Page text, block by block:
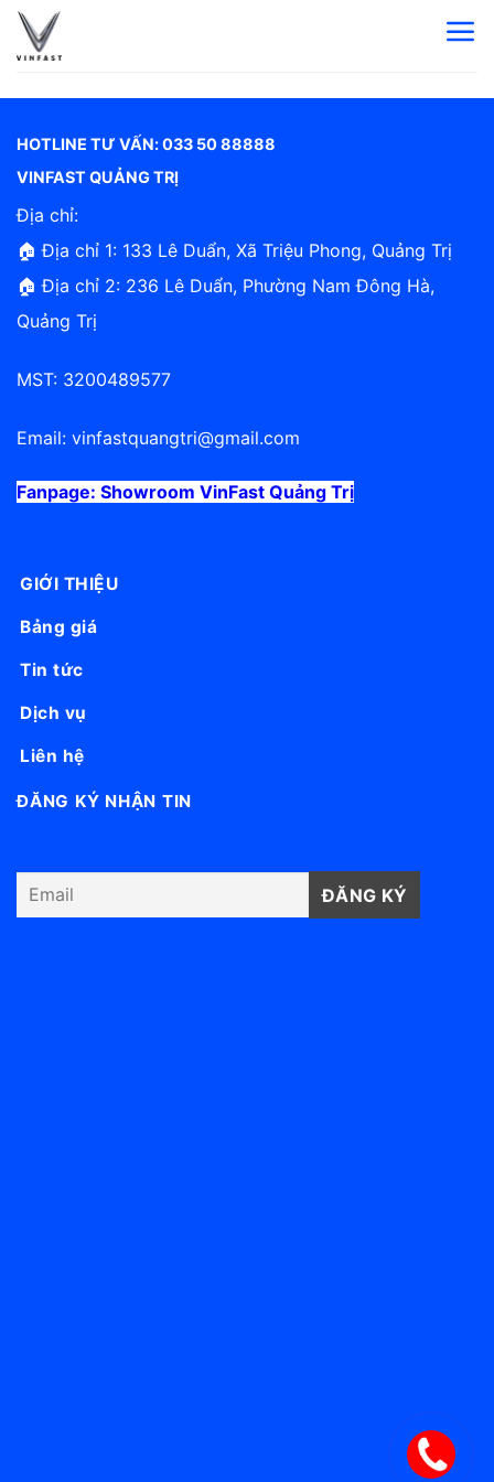
Bỏ
qua
nội
dung
HOTLINE TƯ VẤN: 033 50 88888
VINFAST QUẢNG TRỊ
Địa chỉ:
🏠 Địa chỉ 1: 133 Lê Duẩn, Xã Triệu Phong, Quảng Trị
🏠 Địa chỉ 2: 236 Lê Duẩn, Phường Nam Đông Hà,
Quảng Trị
MST: 3200489577
Email: vinfastquangtri@gmail.com
Fanpage: Showroom VinFast Quảng Trị
GIỚI THIỆU
Bảng giá
Tin tức
Dịch vụ
Liên hệ
ĐĂNG KÝ NHẬN TIN